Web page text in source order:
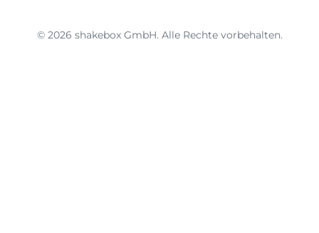
© 2026 shakebox GmbH. Alle Rechte vorbehalten.